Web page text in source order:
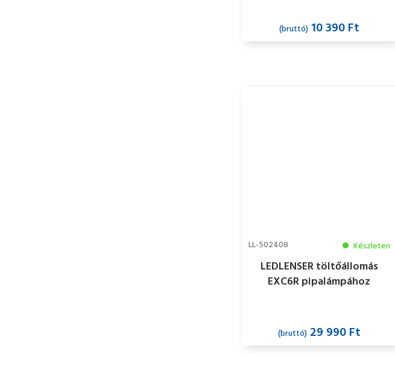
(bruttó)10 390 Ft
LL-502408 Készleten
LEDLENSER töltőállomás
EXC6R pipalámpához
(bruttó)29 990 Ft